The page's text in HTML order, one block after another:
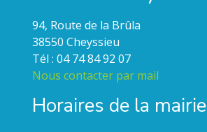
94, Route de la Brûla
38550 Cheyssieu
Tél : 04 74 84 92 07
Nous contacter par mail
Horaires de la mairie